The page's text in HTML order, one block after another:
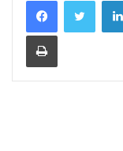
Imprimir